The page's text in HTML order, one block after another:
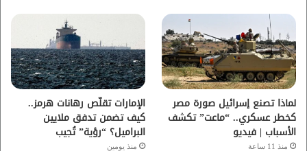
ب
و
ك
ر
ي
و
ب
ت
ق
ر
ا
م
لماذا تصنع إسرائيل صورة مصر
كخطر عسكري.. “ماعت” تكشف
الأسباب | فيديو
منذ 11 ساعة
الإمارات تقلّص رهانات هرمز..
كيف تضمن تدفق ملايين
البراميل؟ “رؤية” تُجيب
منذ يومين